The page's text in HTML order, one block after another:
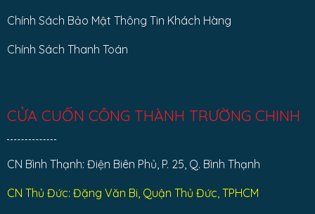
Chính Sách Bảo Mật Thông Tin Khách Hàng
Chính Sách Thanh Toán
CỬA CUỐN CÔNG THÀNH TRƯỜNG CHINH
CN Bình Thạnh: Điện Biên Phủ, P. 25, Q. Bình Thạnh
CN Thủ Đức: Đặng Văn Bi, Quận Thủ Đức, TPHCM